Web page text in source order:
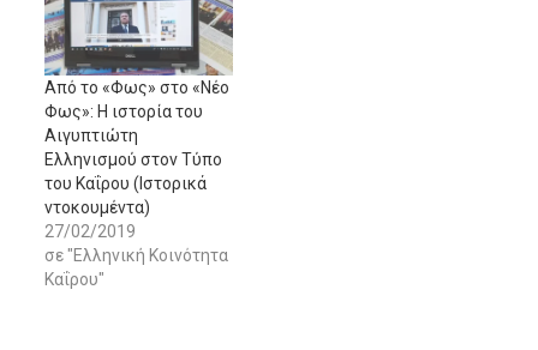
Από το «Φως» στο «Νέο
Φως»: Η ιστορία του
Αιγυπτιώτη
Ελληνισμού στον Τύπο
του Καΐρου (Ιστορικά
ντοκουμέντα)
27/02/2019
σε "Ελληνική Κοινότητα
Καΐρου"